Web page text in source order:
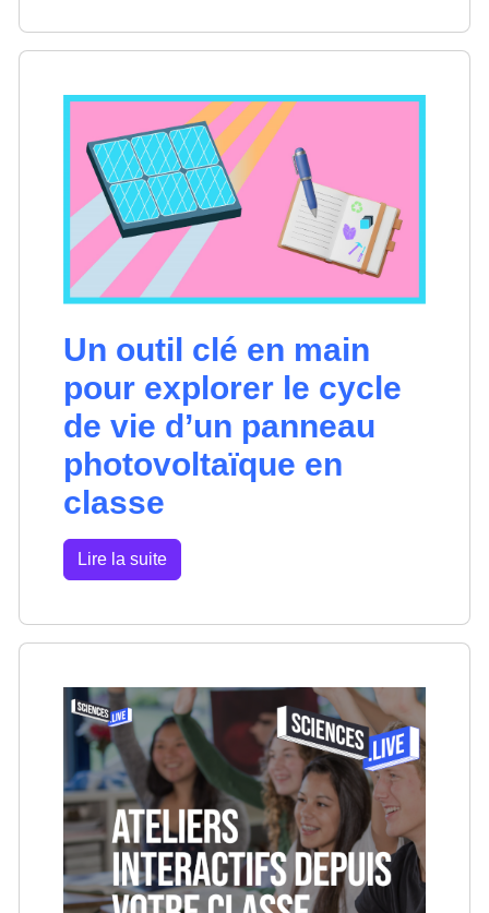
Un outil clé en main
pour explorer le cycle
de vie d’un panneau
photovoltaïque en
classe
Lire la suite